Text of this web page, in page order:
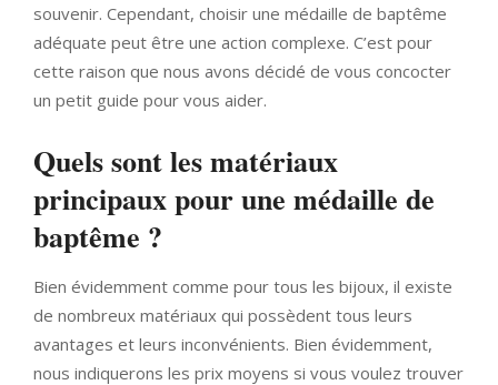
souvenir. Cependant, choisir une médaille de baptême
adéquate peut être une action complexe. C’est pour
cette raison que nous avons décidé de vous concocter
un petit guide pour vous aider.
Quels sont les matériaux
principaux pour une médaille de
baptême ?
Bien évidemment comme pour tous les bijoux, il existe
de nombreux matériaux qui possèdent tous leurs
avantages et leurs inconvénients. Bien évidemment,
nous indiquerons les prix moyens si vous voulez trouver